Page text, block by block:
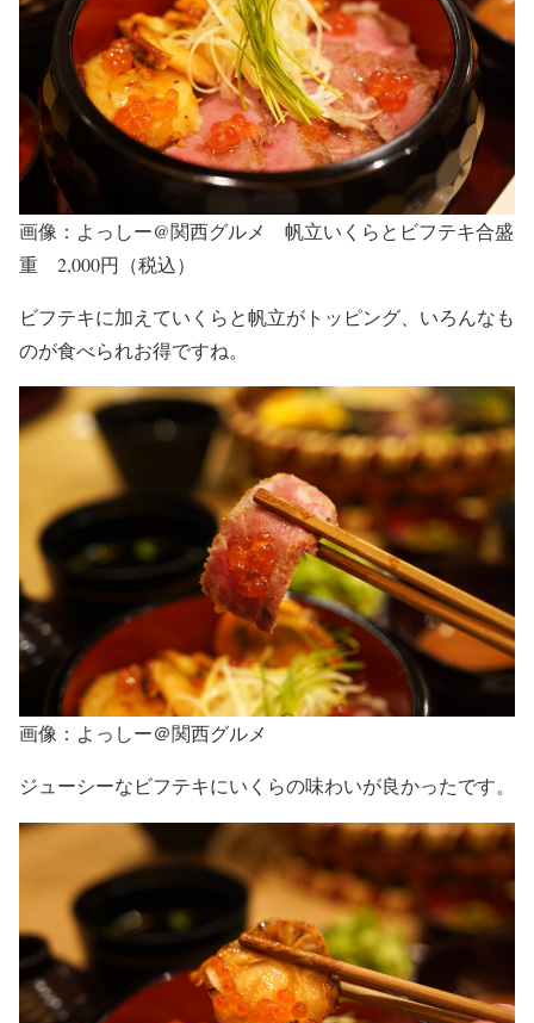
画像：よっしー@関西グルメ 帆立いくらとビフテキ合盛
重 2,000円（税込）
ビフテキに加えていくらと帆立がトッピング、いろんなも
のが食べられお得ですね。
画像：よっしー＠関西グルメ
ジューシーなビフテキにいくらの味わいが良かったです。